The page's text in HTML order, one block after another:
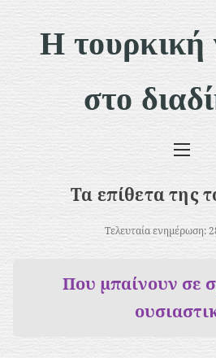
Μ
Η
στο
Τα επίθετα της
Τελευταία ενημέρωση:
Που μπαίνουν σε